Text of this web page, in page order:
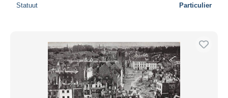
Statuut Particulier